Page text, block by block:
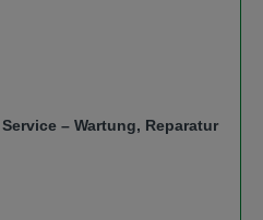
– Wartung, Reparatur